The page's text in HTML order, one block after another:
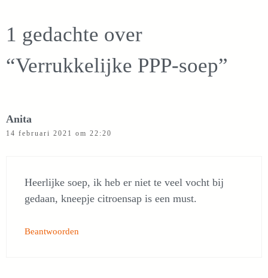
1 gedachte over
“Verrukkelijke PPP-soep”
Anita
14 februari 2021 om 22:20
Heerlijke soep, ik heb er niet te veel vocht bij
gedaan, kneepje citroensap is een must.
Beantwoorden